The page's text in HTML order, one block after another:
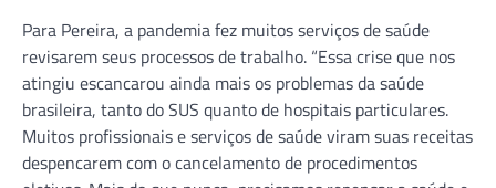
Para Pereira, a pandemia fez muitos serviços de saúde
revisarem seus processos de trabalho. “Essa crise que nos
atingiu escancarou ainda mais os problemas da saúde
brasileira, tanto do SUS quanto de hospitais particulares.
Muitos profissionais e serviços de saúde viram suas receitas
despencarem com o cancelamento de procedimentos